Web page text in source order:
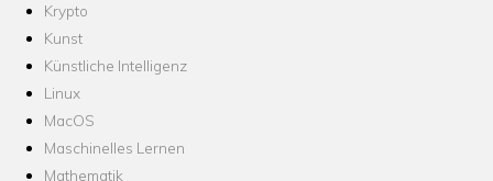
Krypto
Kunst
Künstliche Intelligenz
Linux
MacOS
Maschinelles Lernen
Mathematik